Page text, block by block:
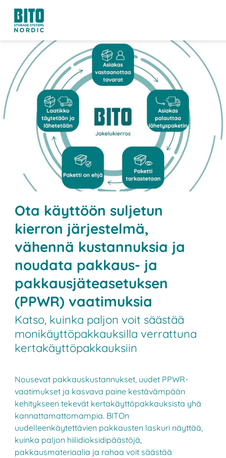
Ota käyttöön suljetun
kierron järjestelmä,
vähennä kustannuksia ja
noudata pakkaus- ja
pakkausjäteasetuksen
(PPWR) vaatimuksia
Katso, kuinka paljon voit säästää
monikäyttöpakkauksilla verrattuna
kertakäyttöpakkauksiin
Nousevat pakkauskustannukset, uudet PPWR-
vaatimukset ja kasvava paine kestävämpään
kehitykseen tekevät kertakäyttöpakkauksista yhä
kannattamattomampia. BITOn
uudelleenkäytettävien pakkausten laskuri näyttää,
kuinka paljon hiilidioksidipäästöjä,
pakkausmateriaalia ja rahaa voit säästää